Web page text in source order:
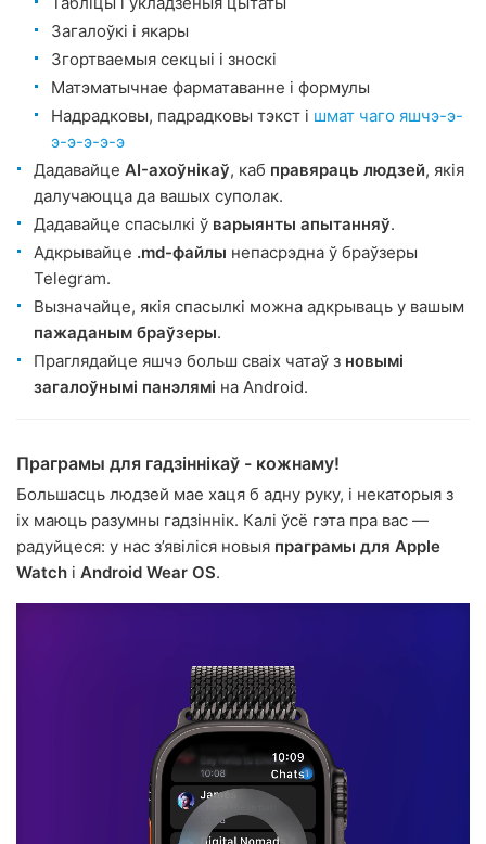
Загалоўкі і якары
Згортваемыя секцыі і зноскі
Матэматычнае фарматаванне і формулы
Надрадковы, падрадковы тэкст і шмат чаго яшчэ-э-
э-э-э-э-э
Дадавайце AI-ахоўнікаў, каб правяраць людзей, якія
далучаюцца да вашых суполак.
Дадавайце спасылкі ў варыянты апытанняў.
Адкрывайце .md-файлы непасрэдна ў браўзеры
Telegram.
Вызначайце, якія спасылкі можна адкрываць у вашым
пажаданым браўзеры.
Праглядайце яшчэ больш сваіх чатаў з новымі
загалоўнымі панэлямі на Android.
Праграмы для гадзіннікаў - кожнаму!
Большасць людзей мае хаця б адну руку, і некаторыя з
іх маюць разумны гадзіннік. Калі ўсё гэта пра вас —
радуйцеся: у нас з’явіліся новыя праграмы для Apple
Watch і Android Wear OS.